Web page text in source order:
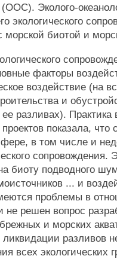
Эколого-
экологического
морской биотой и
факторы
воздействие (на
и
разливах). Практика
показала, что
в том числе и
сопровождения.
биоту подводного
... и
проблемы в
решен вопрос
и морских
ликвидации
всех экологических